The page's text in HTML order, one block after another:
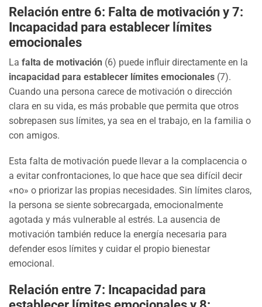
Relación entre 6: Falta de motivación y 7:
Incapacidad para establecer límites
emocionales
La falta de motivación (6) puede influir directamente en la
incapacidad para establecer límites emocionales (7).
Cuando una persona carece de motivación o dirección
clara en su vida, es más probable que permita que otros
sobrepasen sus límites, ya sea en el trabajo, en la familia o
con amigos.
Esta falta de motivación puede llevar a la complacencia o
a evitar confrontaciones, lo que hace que sea difícil decir
«no» o priorizar las propias necesidades. Sin límites claros,
la persona se siente sobrecargada, emocionalmente
agotada y más vulnerable al estrés. La ausencia de
motivación también reduce la energía necesaria para
defender esos límites y cuidar el propio bienestar
emocional.
Relación entre 7: Incapacidad para